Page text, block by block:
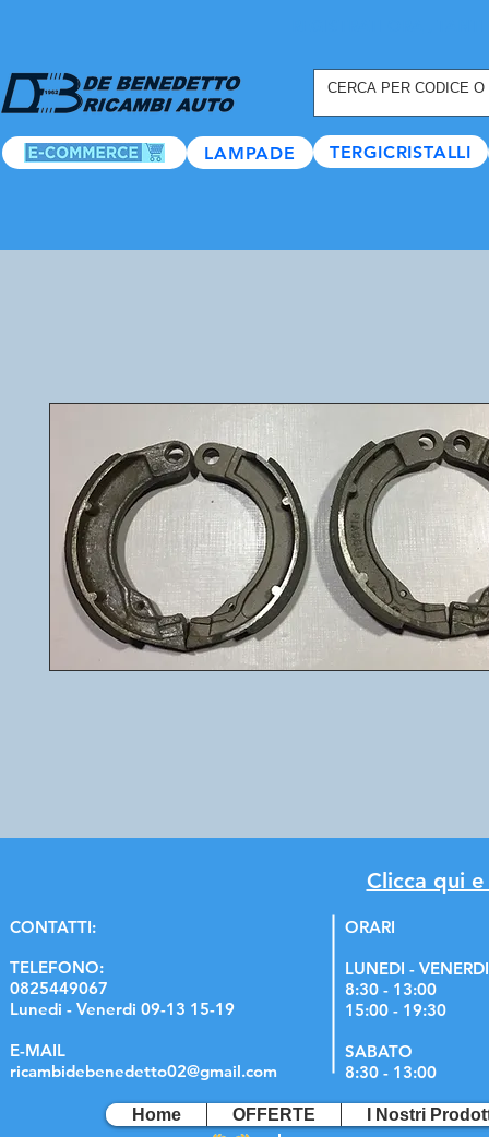
LAMPADE TERGICRISTALLI
Clicca qui
CONTATTI:
TELEFONO:
0825449067
Lunedi - Venerdi 09-13 15-19
E-MAIL
ricambidebenedetto02@gmail.com
ORARI
LUNEDI - VENERDI
8:30 - 13:00
15:00 - 19:30
SABATO
8:30 - 13:00
Home OFFERTE I Nostri